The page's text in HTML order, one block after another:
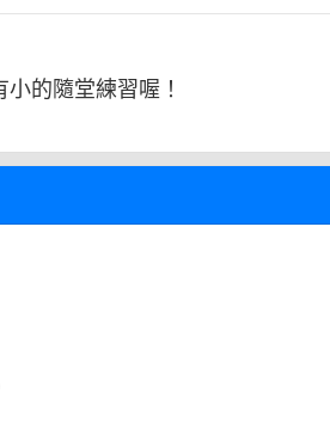
的隨堂練習喔！